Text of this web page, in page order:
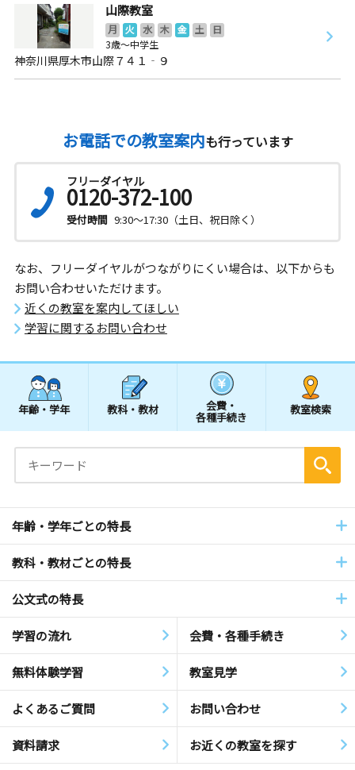
山際教室
月 火 水 木 金 土
日
3歳～中学生
神奈川県厚木市山際７４１‐９
お電話での教室案内も行っています
フリーダイヤル
0120-372-100
受付時間 9:30～17:30（土日、祝日除く）
なお、フリーダイヤルがつながりにくい場合は、以下からも
お問い合わせいただけます。
近くの教室を案内してほしい
学習に関するお問い合わせ
年齢・学年 教科・教材 会費・
各種手続き
教室検索
年齢・学年ごとの特長
教科・教材ごとの特長
公文式の特長
学習の流れ 会費・各種手続き
無料体験学習 教室見学
よくあるご質問 お問い合わせ
資料請求 お近くの教室を探す